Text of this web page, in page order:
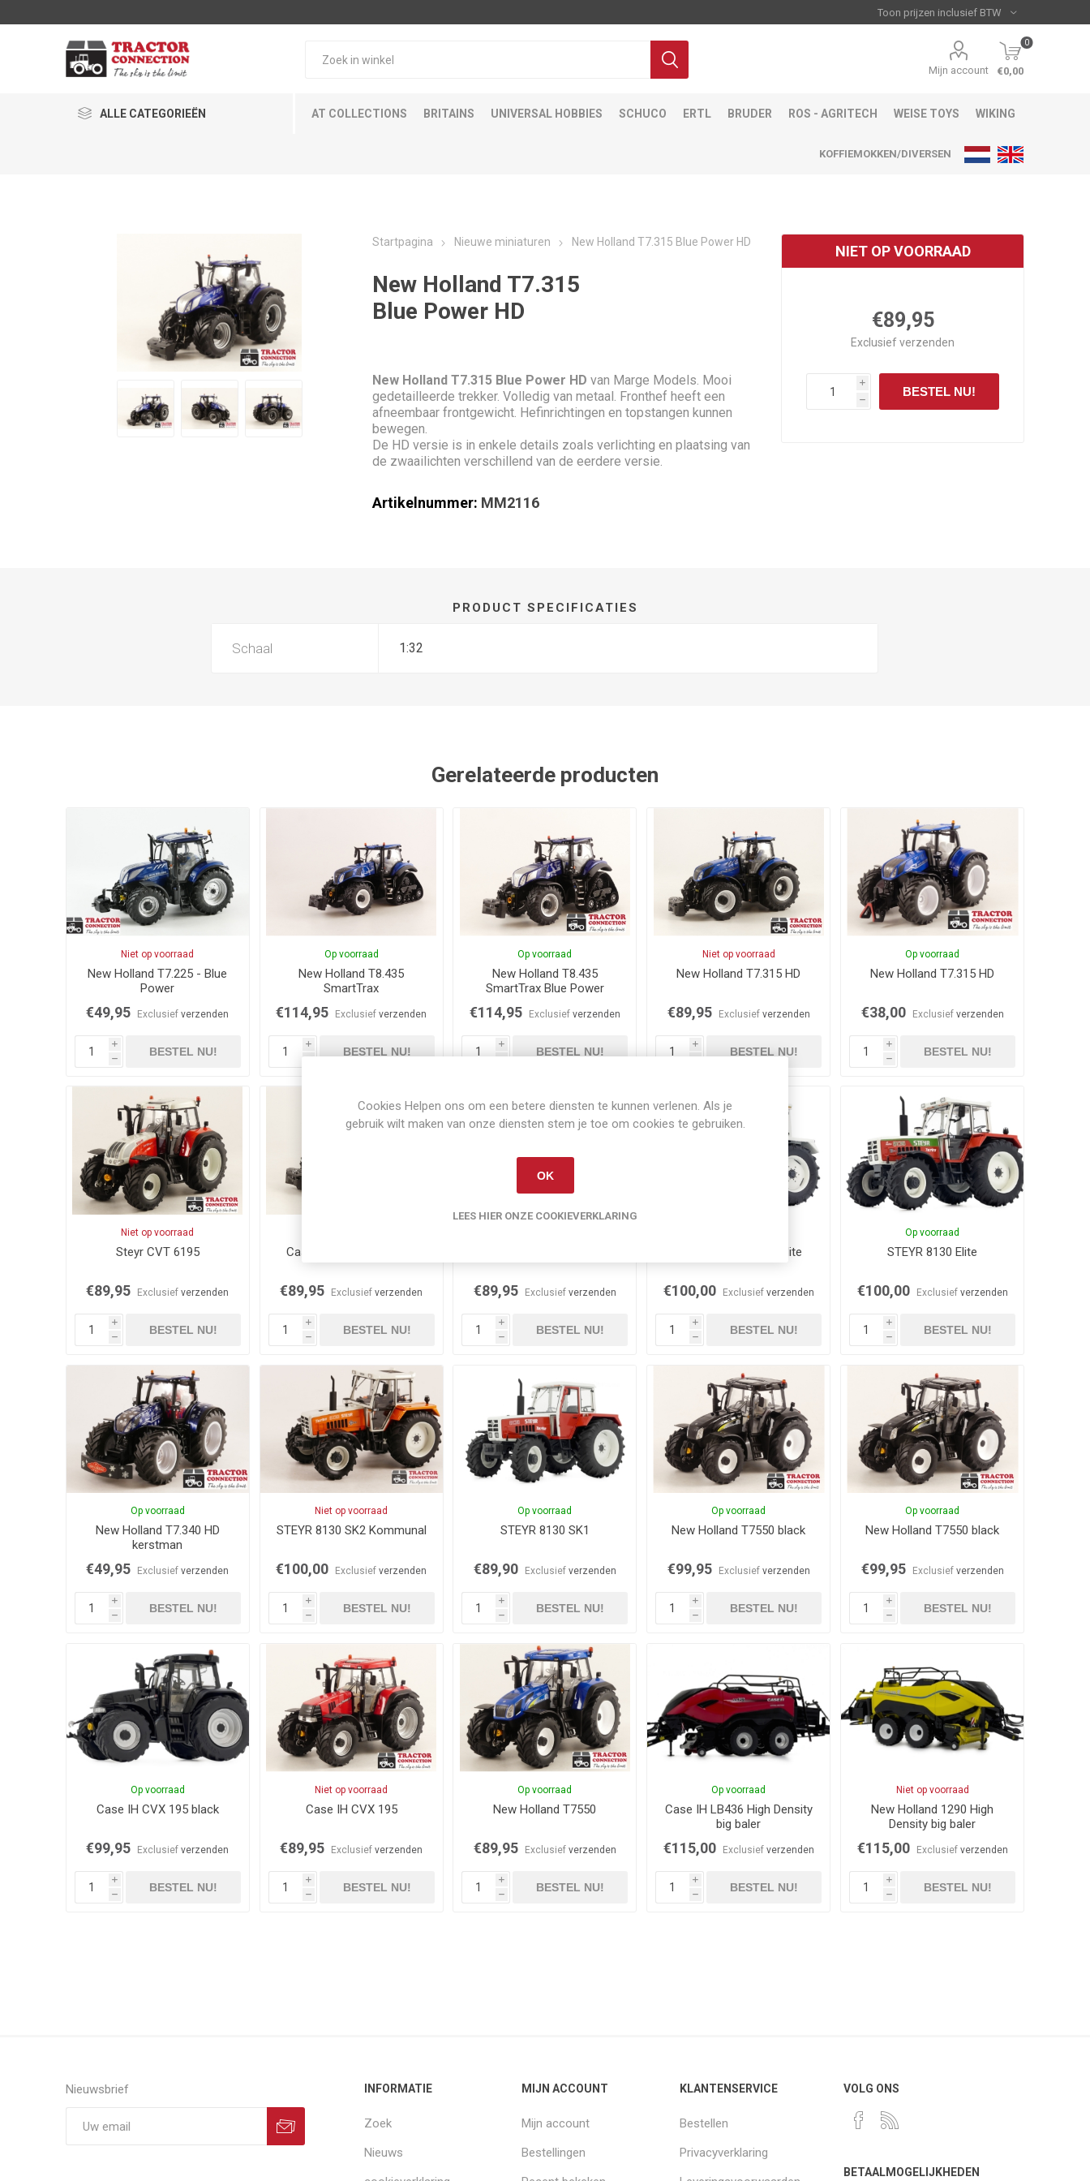
Mijn account
0
€0,00
ALLE CATEGORIEËN AT COLLECTIONS BRITAINS UNIVERSAL HOBBIES SCHUCO ERTL BRUDER ROS - AGRITECH WEISE TOYS WIKING
KOFFIEMOKKEN/DIVERSEN
Startpagina Nieuwe miniaturen New Holland T7.315 Blue Power HD
New Holland T7.315
Blue Power HD
New Holland T7.315 Blue Power HD van Marge Models. Mooi
gedetailleerde trekker. Volledig van metaal. Fronthef heeft een
afneembaar frontgewicht. Hefinrichtingen en topstangen kunnen
bewegen.
De HD versie is in enkele details zoals verlichting en plaatsing van
de zwaailichten verschillend van de eerdere versie.
Artikelnummer: MM2116
NIET OP VOORRAAD
€89,95
Exclusiefverzenden
i
h
BESTEL NU!
PRODUCT SPECIFICATIES
Schaal 1:32
Gerelateerde producten
Niet op voorraad
New Holland T7.225 - Blue
Power
€49,95 Exclusiefverzenden
i
h
BESTEL NU!
Op voorraad
New Holland T8.435
SmartTrax
€114,95 Exclusiefverzenden
i
h
BESTEL NU!
Op voorraad
New Holland T8.435
SmartTrax Blue Power
€114,95 Exclusief verzenden
i
h
BESTEL NU!
Niet op voorraad
New Holland T7.315 HD
€89,95 Exclusief verzenden
i
h
BESTEL NU!
Op voorraad
New Holland T7.315 HD
€38,00 Exclusief verzenden
i
h
BESTEL NU!
Niet op voorraad
Steyr CVT 6195
€89,95 Exclusiefverzenden
i
h
BESTEL NU!
Case IH Optum 300 CVX
€89,95 Exclusiefverzenden
i
h
BESTEL NU!
€89,95 Exclusief verzenden
i
h
BESTEL NU!
STEYR 8090 Super Eilite
€100,00 Exclusief verzenden
i
h
BESTEL NU!
Op voorraad
STEYR 8130 Elite
€100,00 Exclusief verzenden
i
h
BESTEL NU!
Op voorraad
New Holland T7.340 HD
kerstman
€49,95 Exclusiefverzenden
i
h
BESTEL NU!
Niet op voorraad
STEYR 8130 SK2 Kommunal
€100,00 Exclusiefverzenden
i
h
BESTEL NU!
Op voorraad
STEYR 8130 SK1
€89,90 Exclusief verzenden
i
h
BESTEL NU!
Op voorraad
New Holland T7550 black
€99,95 Exclusief verzenden
i
h
BESTEL NU!
Op voorraad
New Holland T7550 black
€99,95 Exclusief verzenden
i
h
BESTEL NU!
Op voorraad
Case IH CVX 195 black
€99,95 Exclusiefverzenden
i
h
BESTEL NU!
Niet op voorraad
Case IH CVX 195
€89,95 Exclusiefverzenden
i
h
BESTEL NU!
Op voorraad
New Holland T7550
€89,95 Exclusief verzenden
i
h
BESTEL NU!
Op voorraad
Case IH LB436 High Density
big baler
€115,00 Exclusief verzenden
i
h
BESTEL NU!
Niet op voorraad
New Holland 1290 High
Density big baler
€115,00 Exclusief verzenden
i
h
BESTEL NU!
Nieuwsbrief INFORMATIE
Zoek
Nieuws
MIJN ACCOUNT
Mijn account
Bestellingen
KLANTENSERVICE
Bestellen
Privacyverklaring
VOLG ONS
BETAALMOGELIJKHEDEN
Cookies Helpen ons om een betere diensten te kunnen verlenen. Als je
gebruik wilt maken van onze diensten stem je toe om cookies te gebruiken.
OK
LEES HIER ONZE COOKIEVERKLARING